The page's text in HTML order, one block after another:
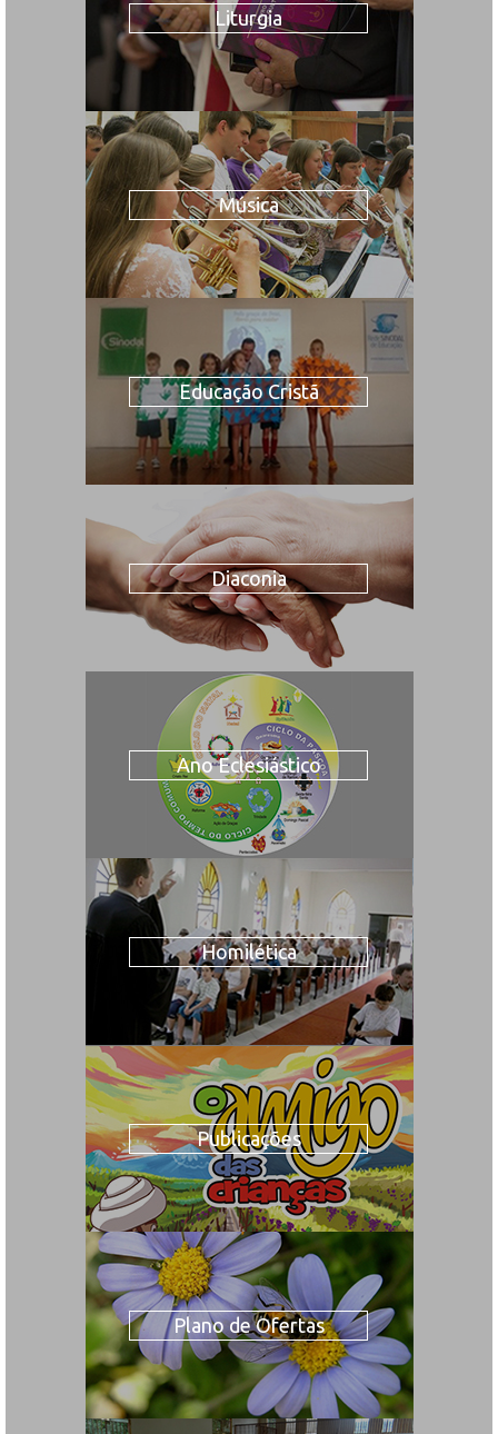
Liturgia
Música
Educação Cristã
Diaconia
Ano Eclesiástico
Homilética
Publicações
Plano de Ofertas